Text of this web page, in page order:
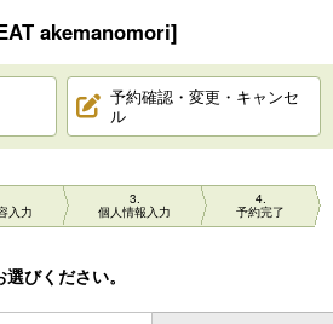
akemanomori]
予約確認・変更・キャンセ
ル
入力
3
個人情報入力
4
予約完了
びください。